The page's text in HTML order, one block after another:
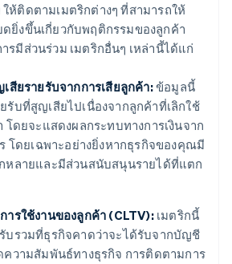
ห้ติดตามเมตริกต่างๆ ที่สามารถให้
ดยิ่งขึ้นเกี่ยวกับพฤติกรรมของลูกค้า
รมีส่วนร่วม เมตริกอื่นๆ เหล่านี้ได้แก่
สียรายรับจากการเสียลูกค้า:ข้อมูลนี้
รับที่สูญเสียไปเนื่องจากลูกค้าที่เลิกใช้
ดยจะแสดงผลกระทบทางการเงินจาก
โดยเฉพาะอย่างยิ่งหากธุรกิจของคุณมี
หลายและมีส่วนสนับสนุนรายได้ที่แตก
รใช้งานของลูกค้า (CLTV):เมตริกนี้
บรวมที่ธุรกิจคาดว่าจะได้รับจากบัญชี
ความสัมพันธ์ทางธุรกิจ การติดตามการ